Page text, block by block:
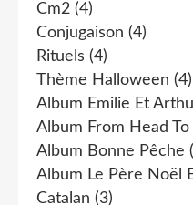
Cm2 (4)
Conjugaison (4)
Rituels (4)
Thème Halloween (4)
Album Emilie Et
Album From Head To
Album Bonne Pêche
Album Le Père Noël
Catalan (3)